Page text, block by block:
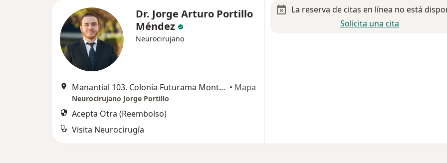
Dr. Jorge Arturo Portillo
Méndez
Neurocirujano
Manantial 103. Colonia Futurama Monterrey, León • Mapa
Neurocirujano Jorge Portillo
Acepta Otra (Reembolso)
Visita Neurocirugía
La reserva de citas en línea no está
Solicita una cita